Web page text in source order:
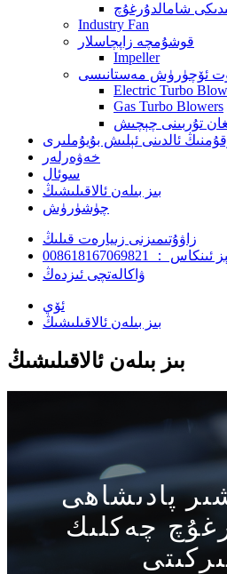
شامالدۇرغۇچ
Industry Fan
قوشۇمچە زاپچاسلار
Impeller
ئۆچۈرۈش مەستانىسى
Electric Turbo
Gas Turbo Blowers
تۇربىنى چېچىش
ئالدىنى ئېلىش بۇيۇملىرى
خەۋەرلەر
سوئال
بىز بىلەن ئالاقىلىشىڭ
چۈشۈرۈش
زاۋۇتىمىزنى زىيارەت قىلىڭ
ئىنكاس ： 008618167069821
ۋاكالەتچى ئىزدەڭ
ئۆي
بىز بىلەن ئالاقىلىشىڭ
بىز بىلەن ئالاقىلىشىڭ
پادىشاھى
چەكلىك